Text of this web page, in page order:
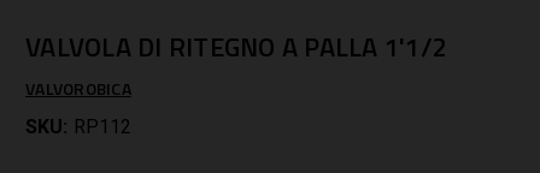
VALVOLA DI RITEGNO A PALLA 1'1/2
VALVOROBICA
SKU: RP112